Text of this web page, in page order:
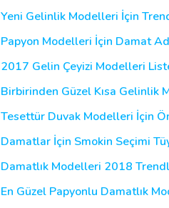
Yeni Gelinlik Modelleri İçin
Papyon Modelleri İçin Damat
2017 Gelin Çeyizi Modelleri
Birbirinden Güzel Kısa Gelinlik
Tesettür Duvak Modelleri İçin
Damatlar İçin Smokin Seçimi
Damatlık Modelleri 2018
En Güzel Papyonlu Damatlık